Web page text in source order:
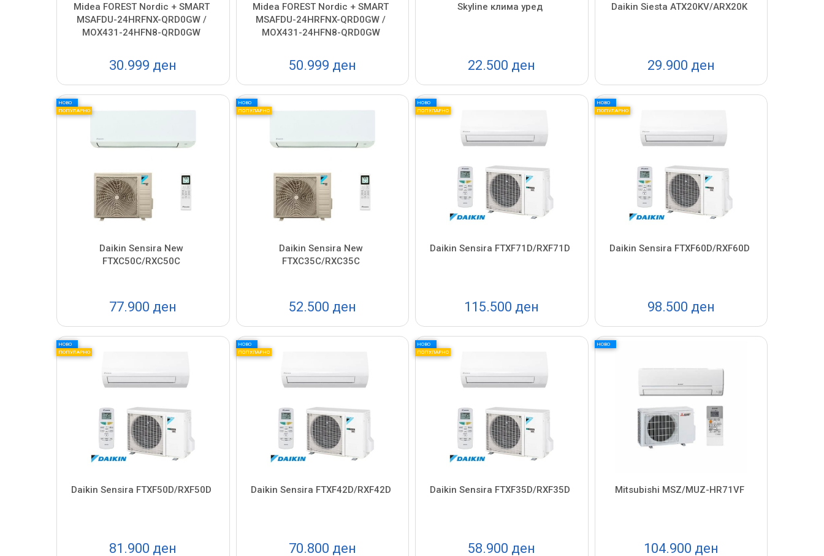
Midea FOREST Nordic + SMART
MSAFDU-24HRFNX-QRD0GW /
MOX431-24HFN8-QRD0GW
30.999 ден
Midea FOREST Nordic + SMART
MSAFDU-24HRFNX-QRD0GW /
MOX431-24HFN8-QRD0GW
50.999 ден
Skyline клима уред
22.500 ден
Daikin Siesta ATX20KV/ARX20K
29.900 ден
НОВО
ПОПУЛАРНО
Daikin Sensira New
FTXC50C/RXC50C
77.900 ден
НОВО
ПОПУЛАРНО
Daikin Sensira New
FTXC35C/RXC35C
52.500 ден
НОВО
ПОПУЛАРНО
Daikin Sensira FTXF71D/RXF71D
115.500 ден
НОВО
ПОПУЛАРНО
Daikin Sensira FTXF60D/RXF60D
98.500 ден
НОВО
ПОПУЛАРНО
Daikin Sensira FTXF50D/RXF50D
81.900 ден
НОВО
ПОПУЛАРНО
Daikin Sensira FTXF42D/RXF42D
70.800 ден
НОВО
ПОПУЛАРНО
Daikin Sensira FTXF35D/RXF35D
58.900 ден
НОВО
Mitsubishi MSZ/MUZ-HR71VF
104.900 ден